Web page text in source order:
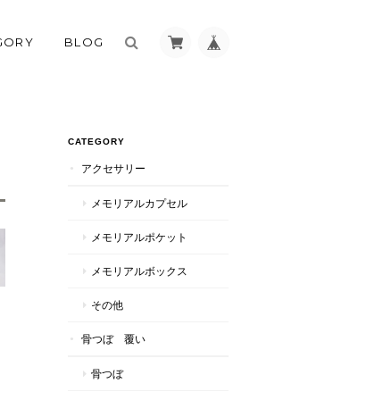
BLOG
CATEGORY
アクセサリー
メモリアルカプセル
メモリアルポケット
メモリアルボックス
その他
骨つぼ 覆い
骨つぼ